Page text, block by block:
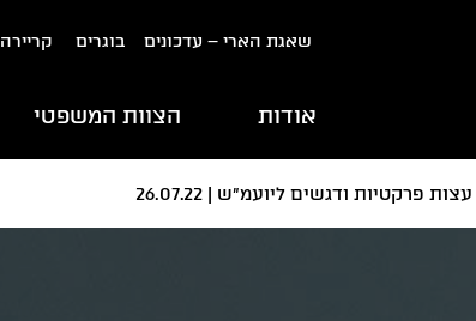
שאגת הארי – עדכונים בוגרים קריירה
אודות הצוות המשפטי
פרקטיות ודגשים ליועמ״ש | 26.07.22